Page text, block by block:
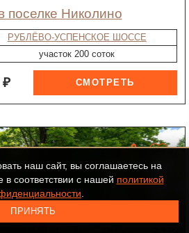
в поселке Николино
РУБЛЁВО-УСПЕНСКОЕ ШОССЕ
участок 200 соток
₽
наш сайт, вы соглашаетесь на
в соответствии с нашей политикой
ПРИНЯТЬ